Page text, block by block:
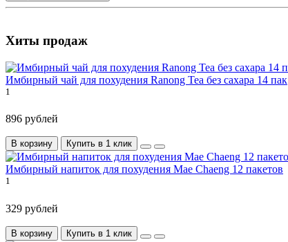
Хиты продаж
Имбирный чай для похудения Ranong Tea без сахара 14 пак
1
896 рублей
В корзину Купить в 1 клик
Имбирный напиток для похудения Mae Chaeng 12 пакетов
1
329 рублей
В корзину Купить в 1 клик